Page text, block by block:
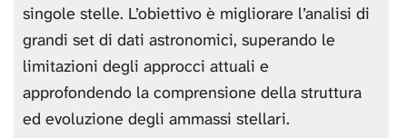
singole stelle. L’obiettivo è migliorare l’analisi di
grandi set di dati astronomici, superando le
limitazioni degli approcci attuali e
approfondendo la comprensione della struttura
ed evoluzione degli ammassi stellari.